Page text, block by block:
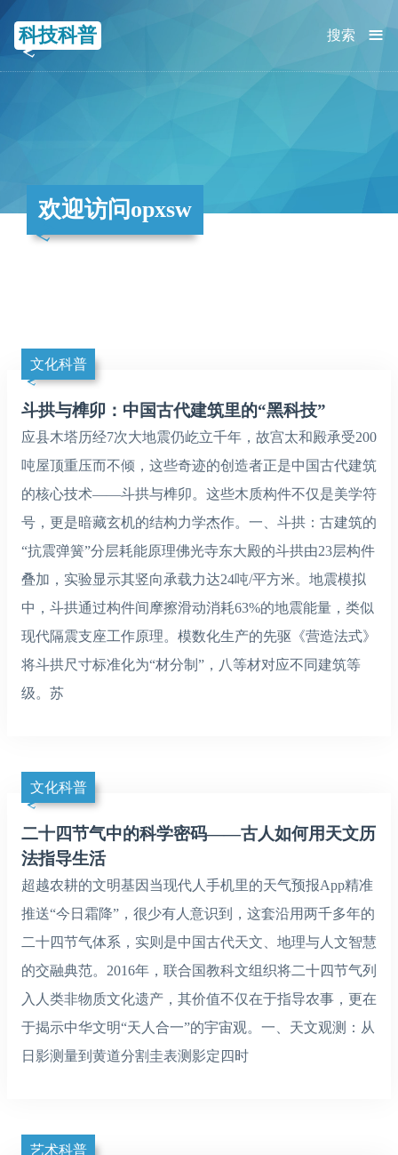
科技科普 ≡
搜索
欢迎访问opxsw
文化科普
斗拱与榫卯：中国古代建筑里的“黑科技”‌
应县木塔历经7次大地震仍屹立千年，故宫太和殿承受200
吨屋顶重压而不倾，这些奇迹的创造者正是中国古代建筑
的核心技术——斗拱与榫卯。这些木质构件不仅是美学符
号，更是暗藏玄机的结构力学杰作。一、斗拱：古建筑的
“抗震弹簧”‌分层耗能原理‌佛光寺东大殿的斗拱由23层构件
叠加，实验显示其竖向承载力达24吨/平方米。地震模拟
中，斗拱通过构件间摩擦滑动消耗63%的地震能量，类似
现代隔震支座工作原理。‌模数化生产的先驱‌《营造法式》
将斗拱尺寸标准化为“材分制”，八等材对应不同建筑等
级。苏
文化科普
二十四节气中的科学密码——古人如何用天文历
法指导生活‌
超越农耕的文明基因当现代人手机里的天气预报App精准
推送“今日霜降”，很少有人意识到，这套沿用两千多年的
二十四节气体系，实则是中国古代天文、地理与人文智慧
的交融典范。2016年，联合国教科文组织将二十四节气列
入人类非物质文化遗产，其价值不仅在于指导农事，更在
于揭示中华文明“天人合一”的宇宙观。一、天文观测：从
日影测量到黄道分割‌圭表测影定四时
艺术科普